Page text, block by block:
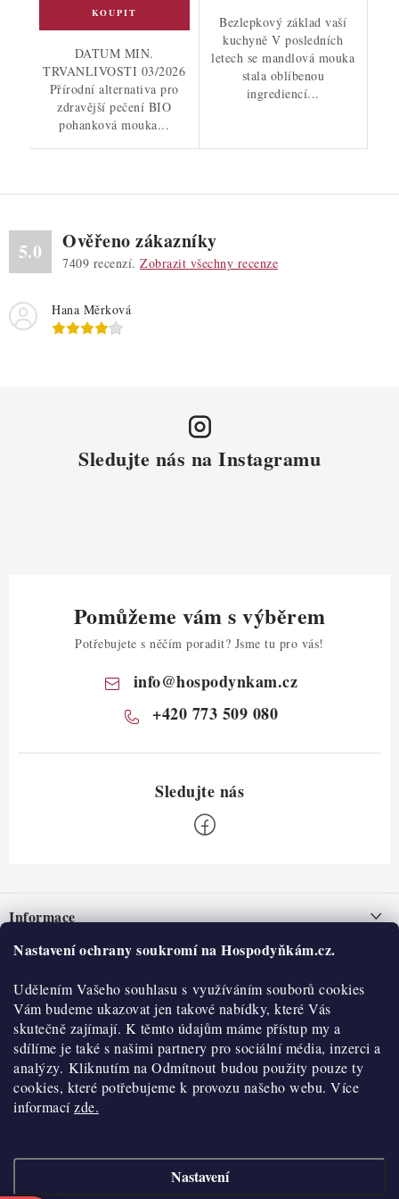
Nastavení ochrany soukromí na Hospodyňkám.cz.
Udělením Vašeho souhlasu s využíváním souborů cookies
Vám budeme ukazovat jen takové nabídky, které Vás
skutečně zajímají. K těmto údajům máme přístup my a
sdílíme je také s našimi partnery pro sociální média, inzerci a
analýzy. Kliknutím na Odmítnout budou použity pouze ty
cookies, které potřebujeme k provozu našeho webu. Více
informacízde.
Nastavení
DATUM MIN.
TRVANLIVOSTI 03/2026
Přírodní alternativa pro
zdravější pečení BIO
pohanková mouka...
Bezlepkový základ vaší
kuchyně V posledních
letech se mandlová mouka
stala oblíbenou
ingrediencí...
5.0 Ověřeno zákazníky
7409 recenzí. Zobrazit všechny recenze
Hana Měrková
Sledujte nás na Instagramu
Pomůžeme vám s výběrem
Potřebujete s něčím poradit? Jsme tu pro vás!
info@hospodynkam.cz
+420 773 509 080
pInformace
Nepřevzetí zásilky na dobírku
Obchodní podmínky
Hodnocení obchodu
Blog
Moje objednávka
O nás
Historie
Kontakty
O nákupu
Reklamace a vratky
Výdejní místa